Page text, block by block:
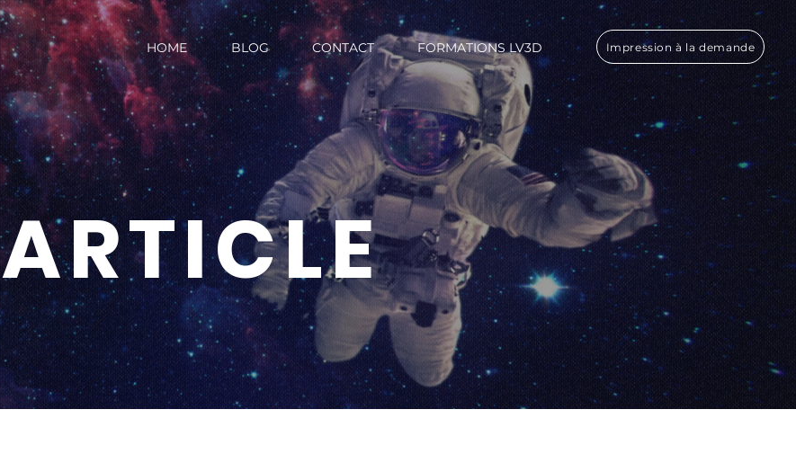
HOME BLOG CONTACT FORMATIONS LV3D Impression à la demande
ARTICLE